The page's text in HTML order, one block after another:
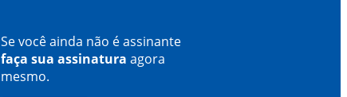
Se você ainda não é assinante
faça sua assinatura agora
mesmo.